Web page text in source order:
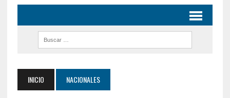
INICIO NACIONALES